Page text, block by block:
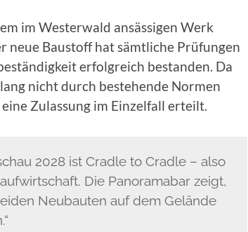
im Westerwald ansässigen Werk
neue Baustoff hat sämtliche Prüfungen
erfolgreich bestanden. Da
nicht durch bestehende Normen
Zulassung im Einzelfall erteilt.
2028 ist Cradle to Cradle – also
Die Panoramabar zeigt,
Neubauten auf dem Gelände